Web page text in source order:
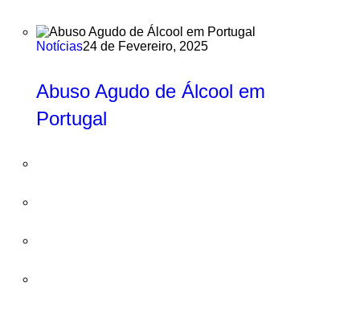
Notícias24 de Fevereiro, 2025
Abuso Agudo de Álcool em
Portugal